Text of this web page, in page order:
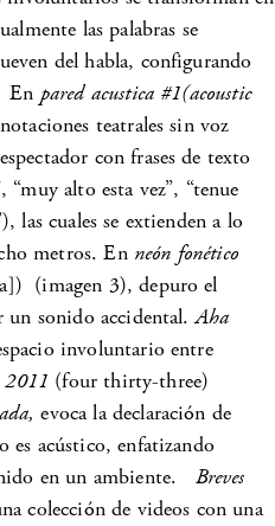
las palabras se
del habla, configurando
En pared acustica #1(acoustic
teatrales sin voz
con frases de texto
alto esta vez”, “tenue
las cuales se extienden a lo
metros. En neón fonético
(imagen 3), depuro el
un sonido accidental.Aha
involuntario entre
2011 (four thirty-three)
evoca la declaración de
es acústico, enfatizando
en un ambiente. Breves
colección de videos con una